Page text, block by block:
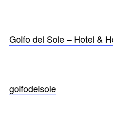
Golfo del Sole – Hotel &
golfodelsole